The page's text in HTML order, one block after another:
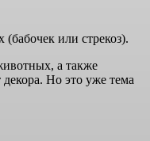
или стрекоз).
а также
Но это уже тема